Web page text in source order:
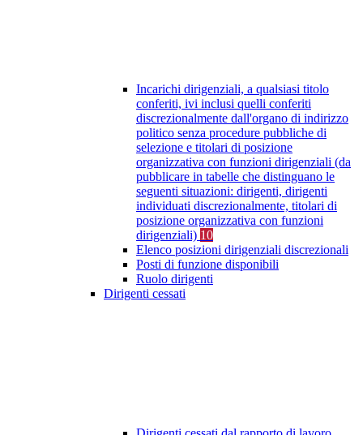
Incarichi dirigenziali, a qualsiasi titolo
conferiti, ivi inclusi quelli conferiti
discrezionalmente dall'organo di indirizzo
politico senza procedure pubbliche di
selezione e titolari di posizione
organizzativa con funzioni dirigenziali (da
pubblicare in tabelle che distinguano le
seguenti situazioni: dirigenti, dirigenti
individuati discrezionalmente, titolari di
posizione organizzativa con funzioni
dirigenziali) 10
Elenco posizioni dirigenziali discrezionali
Posti di funzione disponibili
Ruolo dirigenti
Dirigenti cessati